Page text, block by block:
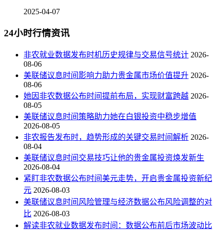
2025-04-07
24小时行情资讯
非农就业数据发布时机历史规律与交易信号统计 2026-
08-06
美联储议息时间影响力助力贵金属市场价值提升 2026-
08-06
她因非农数据公布时间提前布局，实现财富跨越 2026-
08-05
美联储议息时间策略助力她在白银投资中稳步增值
2026-08-05
非农报告发布时，趋势形成的关键交易时间解析 2026-
08-04
美联储议息时间交易技巧让他的贵金属投资焕发新生
2026-08-04
紧盯非农数据公布时间美元走势，开启贵金属投资新纪
元 2026-08-03
美联储议息时间风险管理与经济数据公布风险调整的对
比 2026-08-03
解读非农就业数据发布时间：数据公布前后市场波动比